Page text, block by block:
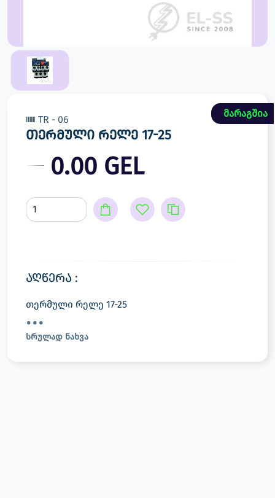
TR - 06
მარაგშია
თერმული რელე 17-25
0.00 GEL
აღწერა :
თერმული რელე 17-25
სრულად ნახვა